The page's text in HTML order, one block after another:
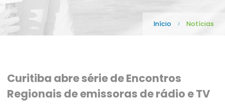
Início Notícias
Curitiba abre série de Encontros
Regionais de emissoras de rádio e TV